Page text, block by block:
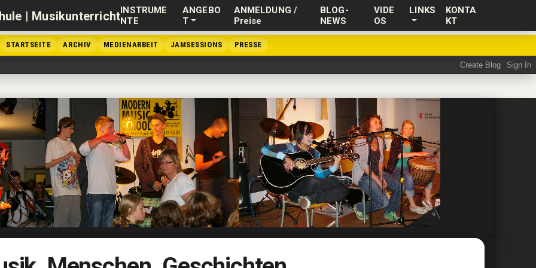
STARTSEITE ARCHIV MEDIENARBEIT JAMSESSIONS PRESSE
INSTRUME
NTE
ANGEBO
T
ANMELDUNG /
Preise
BLOG-
NEWS
VIDE
OS
LINKS
KONTA
KT